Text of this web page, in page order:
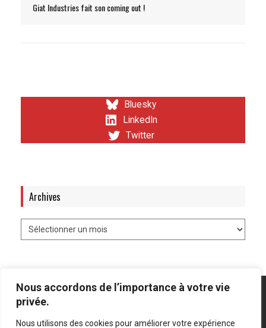
Nous accordons de l’importance à votre vie
privée.
Nous utilisons des cookies pour améliorer votre expérience
Giat Industries fait son coming out !
Bluesky
LinkedIn
Twitter
Archives